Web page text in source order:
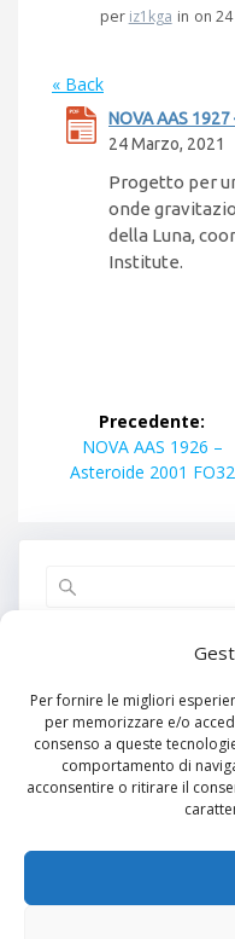
Per fornire le migliori
per memorizzare e/o
consenso a queste
comportamento di
acconsentire o ritirare il
per iz1kga in on
« Back
NOVA AAS
24 Marzo, 2021
Progetto per
onde
della Luna,
Institute.
articoliPrecedente:
Articolo
precedente:
NOVA AAS 1926 –
Asteroide 2001 FO32
Nessun
Nessun